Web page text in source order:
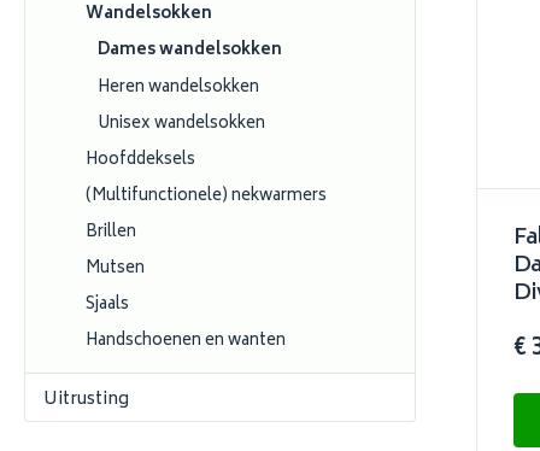
Wandelsokken
Dames wandelsokken
Heren wandelsokken
Unisex wandelsokken
Hoofddeksels
(Multifunctionele) nekwarmers
Brillen
Mutsen
Sjaals
Handschoenen en wanten
Uitrusting
€